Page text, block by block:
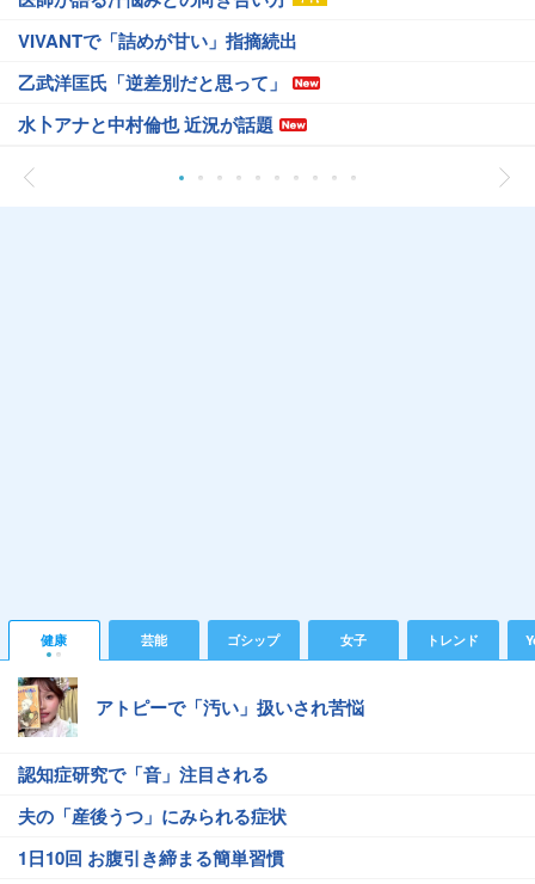
VIVANTで「詰めが甘い」指摘続出
乙武洋匡氏「逆差別だと思って」
水卜アナと中村倫也 近況が話題
健康 芸能 ゴシップ 女子 トレンド
アトピーで「汚い」扱いされ苦悩
認知症研究で「音」注目される
夫の「産後うつ」にみられる症状
1日10回 お腹引き締まる簡単習慣